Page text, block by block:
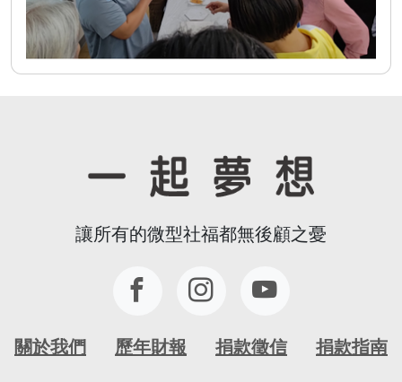
讓所有的微型社福都無後顧之憂
關於我們 歷年財報 捐款徵信 捐款指南